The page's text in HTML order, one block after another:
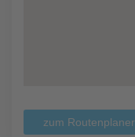
zum Routenplaner